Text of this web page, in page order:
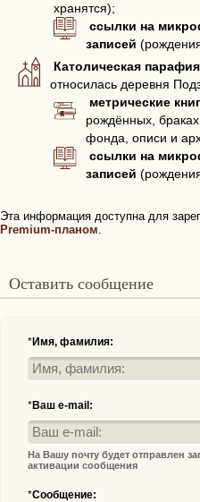
хранятся);
ссылки на
записей
Католическая парафия
относилась деревня
метрические
рождённых,
фонда, описи и
ссылки на
записей
Эта информация доступна для
Premium-планом.
Оставить сообщение
*Имя, фамилия:
*Ваш e-mail:
На Вашу почту будет отправлен
активации сообщения
*Сообщение: